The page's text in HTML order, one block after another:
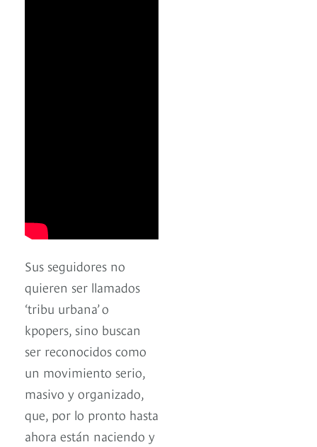
Sus seguidores no
quieren ser llamados
‘tribu urbana’ o
kpopers, sino buscan
ser reconocidos como
un movimiento serio,
masivo y organizado,
que, por lo pronto hasta
ahora están naciendo y